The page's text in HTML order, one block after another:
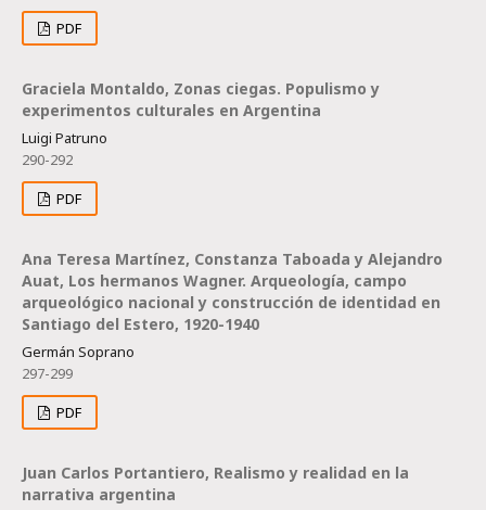
PDF
Graciela Montaldo, Zonas ciegas. Populismo y
experimentos culturales en Argentina
Luigi Patruno
290-292
PDF
Ana Teresa Martínez, Constanza Taboada y Alejandro
Auat, Los hermanos Wagner. Arqueología, campo
arqueológico nacional y construcción de identidad en
Santiago del Estero, 1920-1940
Germán Soprano
297-299
PDF
Juan Carlos Portantiero, Realismo y realidad en la
narrativa argentina